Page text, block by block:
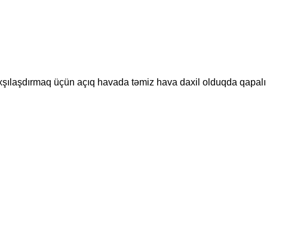
üçün açıq havada təmiz hava daxil olduqda qapalı